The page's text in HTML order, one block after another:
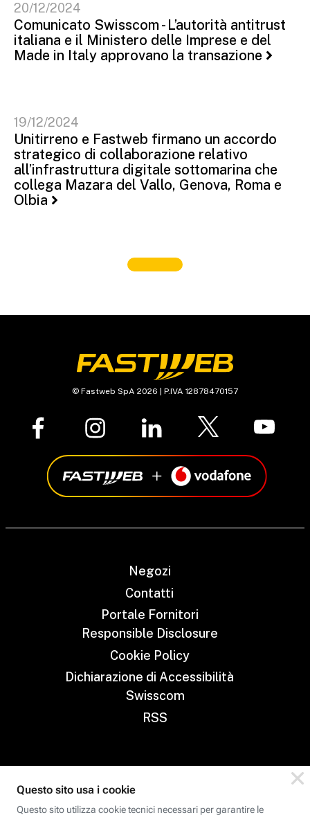
20/12/2024
Comunicato Swisscom - L’autorità antitrust
italiana e il Ministero delle Imprese e del
Made in Italy approvano la transazione
19/12/2024
Unitirreno e Fastweb firmano un accordo
strategico di collaborazione relativo
all’infrastruttura digitale sottomarina che
collega Mazara del Vallo, Genova, Roma e
Olbia
© Fastweb SpA 2026 | P.IVA 12878470157
Negozi
Contatti
Portale Fornitori
Responsible Disclosure
Cookie Policy
Dichiarazione di Accessibilità
Swisscom
RSS